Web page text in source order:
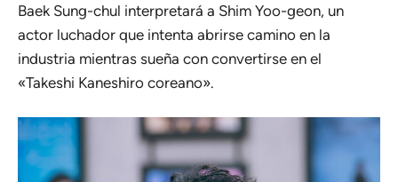
Baek Sung-chul interpretará a Shim Yoo-geon, un
actor luchador que intenta abrirse camino en la
industria mientras sueña con convertirse en el
«Takeshi Kaneshiro coreano».